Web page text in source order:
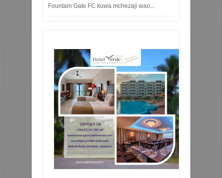
Fountain Gate FC kuwa mchezaji wao...